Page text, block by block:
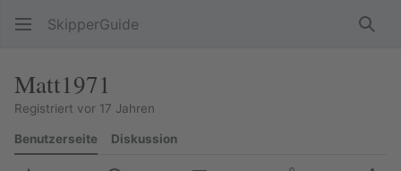
SkipperGuide
Matt1971
Registriert vor 17 Jahren
Benutzerseite Diskussion